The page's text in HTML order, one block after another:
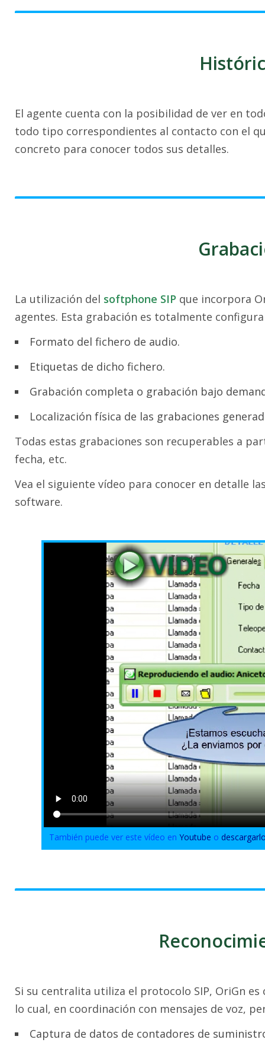
El agente cuenta con la posibilidad de ver en
todo tipo correspondientes al contacto con el
concreto para conocer todos sus detalles.
La utilización del softphone SIP que incorpora
agentes. Esta grabación es totalmente
Formato del fichero de audio.
Etiquetas de dicho fichero.
Grabación completa o grabación bajo
Localización física de las grabaciones
Todas estas grabaciones son recuperables a
fecha, etc.
Vea el siguiente vídeo para conocer en detalle
software.
También puede ver este vídeo enYoutube o
Si su centralita utiliza el protocolo SIP, OriGn
lo cual, en coordinación con mensajes de voz,
Captura de datos de contadores de